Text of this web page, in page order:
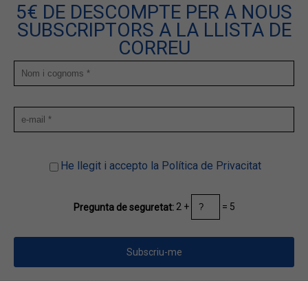
5€ DE DESCOMPTE PER A NOUS
SUBSCRIPTORS A LA LLISTA DE
CORREU
He llegit i accepto la Política de Privacitat
Pregunta de seguretat: 2 + = 5